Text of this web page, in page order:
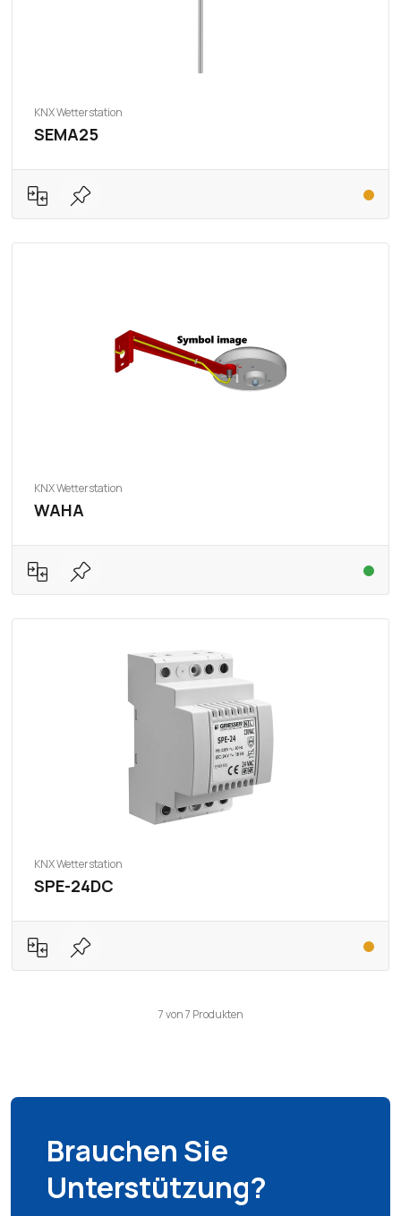
KNX Wetterstation
SEMA25
KNX Wetterstation
WAHA
KNX Wetterstation
SPE-24DC
7von7 Produkten
Brauchen Sie
Unterstützung?